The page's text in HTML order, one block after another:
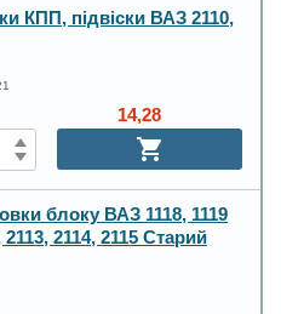
КПП, підвіски ВАЗ 2110,
14,28
блоку ВАЗ 1118, 1119
2114, 2115 Старий